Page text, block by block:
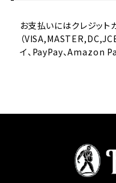
お支払いにはクレジット
（
イ、PayPay、Amazon